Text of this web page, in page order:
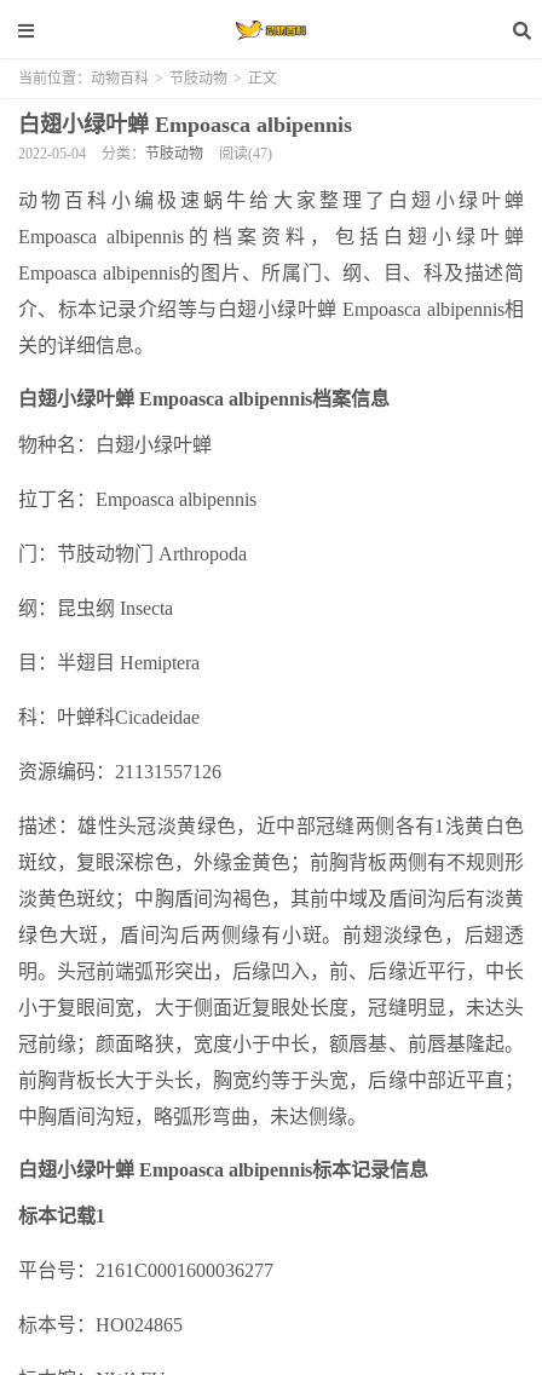
当前位置： 动物百科 > 节肢动物 > 正文
白翅小绿叶蝉 Empoasca albipennis
2022-05-04 分类： 节肢动物 阅读(47)
动物百科小编极速蜗牛给大家整理了白翅小绿叶蝉
Empoasca albipennis的档案资料，包括白翅小绿叶蝉
Empoasca albipennis的图片、所属门、纲、目、科及描述简
介、标本记录介绍等与白翅小绿叶蝉 Empoasca albipennis相
关的详细信息。
白翅小绿叶蝉 Empoasca albipennis档案信息
物种名：白翅小绿叶蝉
拉丁名：Empoasca albipennis
门：节肢动物门 Arthropoda
纲：昆虫纲 Insecta
目：半翅目 Hemiptera
科：叶蝉科Cicadeidae
资源编码：21131557126
描述：雄性头冠淡黄绿色，近中部冠缝两侧各有1浅黄白色
斑纹，复眼深棕色，外缘金黄色；前胸背板两侧有不规则形
淡黄色斑纹；中胸盾间沟褐色，其前中域及盾间沟后有淡黄
绿色大斑，盾间沟后两侧缘有小斑。前翅淡绿色，后翅透
明。头冠前端弧形突出，后缘凹入，前、后缘近平行，中长
小于复眼间宽，大于侧面近复眼处长度，冠缝明显，未达头
冠前缘；颜面略狭，宽度小于中长，额唇基、前唇基隆起。
前胸背板长大于头长，胸宽约等于头宽，后缘中部近平直；
中胸盾间沟短，略弧形弯曲，未达侧缘。
白翅小绿叶蝉 Empoasca albipennis标本记录信息
标本记载1
平台号：2161C0001600036277
标本号：HO024865